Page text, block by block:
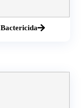
Bactericida